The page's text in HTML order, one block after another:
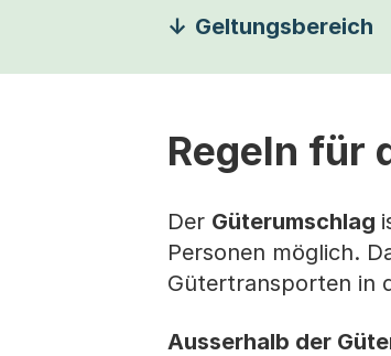
Geltungsbereich
Regeln für
Der Güterumschlag
Personen möglich.
Gütertransporten in
Ausserhalb der